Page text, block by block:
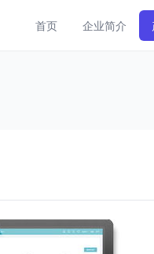
首页 企业简介